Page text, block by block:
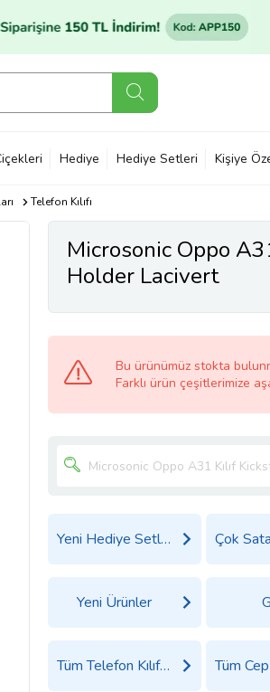
Hediye Hediye Setleri Kişiye
Telefon Kılıfı
Microsonic Oppo
Holder Lacivert
Bu ürünümüz stokta
Farklı ürün çeşitlerimize
Yeni Hediye Setleri
Yeni Ürünler
Tüm Telefon Kılıfı Ürünleri